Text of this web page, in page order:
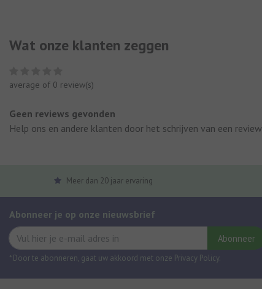
Wat onze klanten zeggen
average of 0 review(s)
Geen reviews gevonden
Help ons en andere klanten door het schrijven van een review
Meer dan 20 jaar ervaring
Abonneer je op onze nieuwsbrief
Abonneer
* Door te abonneren, gaat uw akkoord met onze Privacy Policy.